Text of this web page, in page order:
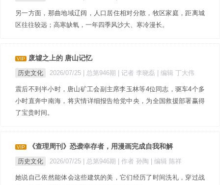
另一方面，那曲地域辽阔，人口居住相对分散，牧区家庭，距离城
区往往较远；高寒缺氧，一年四季风沙大、寒冷漫长。
VIP 废墟之上的 唐山记忆
历史文化 2026/07/25 | 总第946期 | 记者 李晓磊 | 编辑 丁大伟
震后不到半小时，唐山矿工会副主席李玉林等4位同志，驱车4个多
小时直奔中南海，将灾情详细报告给党中央，为全国救援部署赢得
了宝贵时间。
VIP 《查理周刊》恐袭幸存者，用漫画完成自我和解
历史文化 2026/07/25 | 总第946期 | 作者 孙陶 | 编辑 陈祥
她说自己依然能体会这些建筑的美，它们经历了时间洗礼，穿过战